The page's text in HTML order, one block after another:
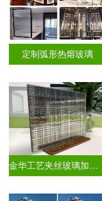
定制弧形热熔玻璃
金华工艺夹丝玻璃加工厂家